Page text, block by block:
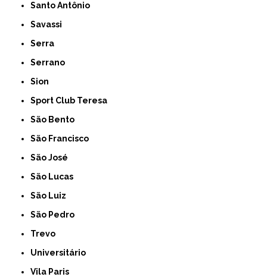
Santo Antônio
Savassi
Serra
Serrano
Sion
Sport Club Teresa
São Bento
São Francisco
São José
São Lucas
São Luiz
São Pedro
Trevo
Universitário
Vila Paris